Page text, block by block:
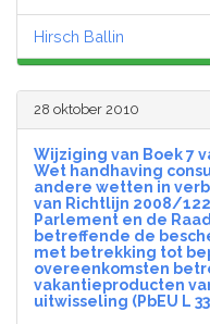
Hirsch Ballin
28 oktober 2010
Wijziging van Boek 7
Wet handhaving
andere wetten in
van Richtlijn 2008/
Parlement en de
betreffende de
met betrekking tot
overeenkomsten
vakantieproducten
uitwisseling (PbEU L